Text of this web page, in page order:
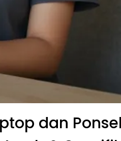
dan Ponsel